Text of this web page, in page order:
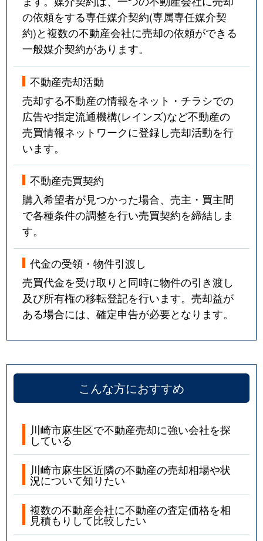
の依頼をする専任媒介契約(専属専任媒介契
約)と複数の不動産会社に売却の依頼ができる
一般媒介契約があります。
不動産売却活動
売却する不動産の情報をネット・チラシでの
広告や指定流通機構(レインズ)など不動産の
売買情報ネットワークに登録し売却活動を行
います。
不動産売買契約
購入希望者が見つかった場合、売主・買主間
で各種条件の調整を行い売買契約を締結しま
す。
代金の受領・物件引渡し
売買代金を受け取りと同時に物件の引き渡し
及び所有権の移転登記を行います。売却益が
ある場合には、確定申告が必要となります。
こんな方におすすめ
川崎市麻生区で不動産売却に強い会社を探
している
川崎市麻生区近隣の不動産の売却相場や状
況について知りたい
複数の不動産会社に不動産の査定価格を相
見積もりして比較したい